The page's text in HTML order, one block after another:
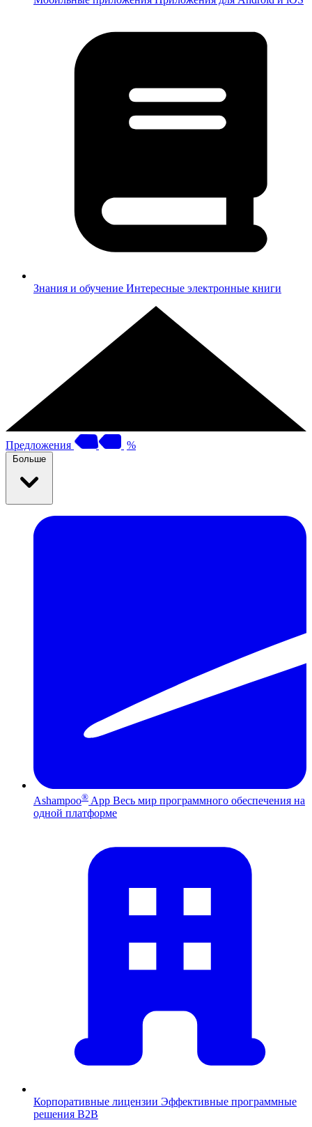
Знания и обучение Интересные электронные книги
Предложения %
Больше
Ashampoo® App Весь мир программного обеспечения на
одной платформе
Корпоративные лицензии Эффективные программные
решения B2B